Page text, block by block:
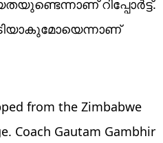
റിപ്പോര്‍ട്ട്.
from the Zimbabwe
Coach Gautam Gambhir